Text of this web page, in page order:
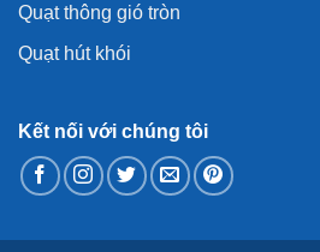
Quạt thông gió tròn
Quạt hút khói
Kết nối với chúng tôi